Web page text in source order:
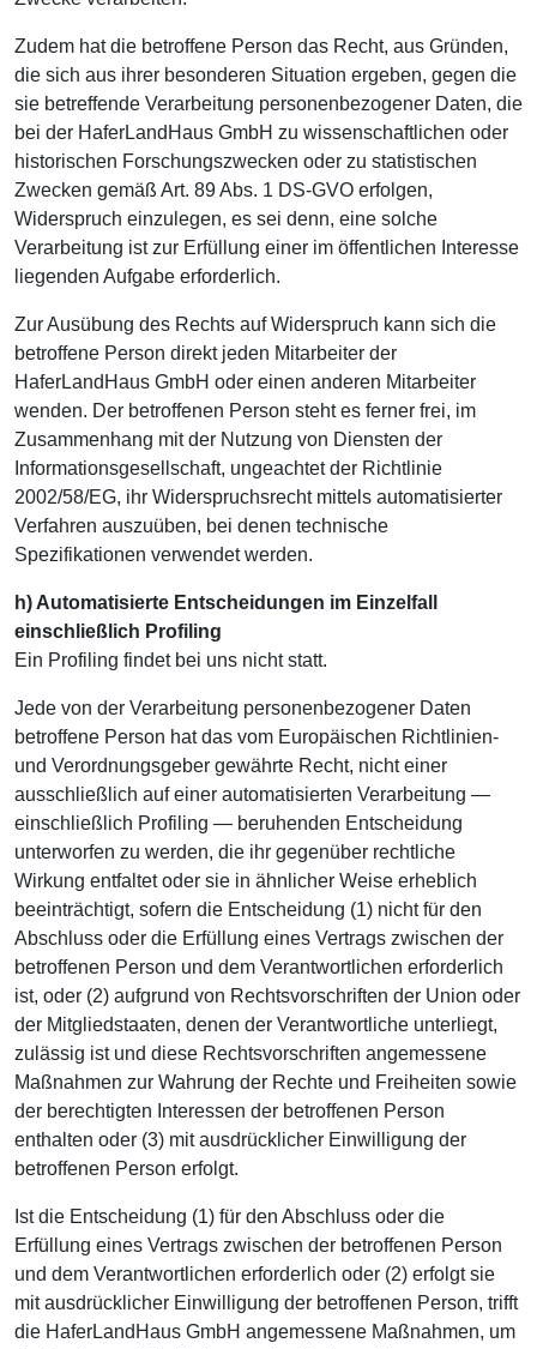
Zudem hat die betroffene Person das Recht, aus Gründen,
die sich aus ihrer besonderen Situation ergeben, gegen die
sie betreffende Verarbeitung personenbezogener Daten, die
bei der HaferLandHaus GmbH zu wissenschaftlichen oder
historischen Forschungszwecken oder zu statistischen
Zwecken gemäß Art. 89 Abs. 1 DS-GVO erfolgen,
Widerspruch einzulegen, es sei denn, eine solche
Verarbeitung ist zur Erfüllung einer im öffentlichen Interesse
liegenden Aufgabe erforderlich.
Zur Ausübung des Rechts auf Widerspruch kann sich die
betroffene Person direkt jeden Mitarbeiter der
HaferLandHaus GmbH oder einen anderen Mitarbeiter
wenden. Der betroffenen Person steht es ferner frei, im
Zusammenhang mit der Nutzung von Diensten der
Informationsgesellschaft, ungeachtet der Richtlinie
2002/58/EG, ihr Widerspruchsrecht mittels automatisierter
Verfahren auszuüben, bei denen technische
Spezifikationen verwendet werden.
h) Automatisierte Entscheidungen im Einzelfall
einschließlich Profiling
Ein Profiling findet bei uns nicht statt.
Jede von der Verarbeitung personenbezogener Daten
betroffene Person hat das vom Europäischen Richtlinien-
und Verordnungsgeber gewährte Recht, nicht einer
ausschließlich auf einer automatisierten Verarbeitung —
einschließlich Profiling — beruhenden Entscheidung
unterworfen zu werden, die ihr gegenüber rechtliche
Wirkung entfaltet oder sie in ähnlicher Weise erheblich
beeinträchtigt, sofern die Entscheidung (1) nicht für den
Abschluss oder die Erfüllung eines Vertrags zwischen der
betroffenen Person und dem Verantwortlichen erforderlich
ist, oder (2) aufgrund von Rechtsvorschriften der Union oder
der Mitgliedstaaten, denen der Verantwortliche unterliegt,
zulässig ist und diese Rechtsvorschriften angemessene
Maßnahmen zur Wahrung der Rechte und Freiheiten sowie
der berechtigten Interessen der betroffenen Person
enthalten oder (3) mit ausdrücklicher Einwilligung der
betroffenen Person erfolgt.
Ist die Entscheidung (1) für den Abschluss oder die
Erfüllung eines Vertrags zwischen der betroffenen Person
und dem Verantwortlichen erforderlich oder (2) erfolgt sie
mit ausdrücklicher Einwilligung der betroffenen Person, trifft
die HaferLandHaus GmbH angemessene Maßnahmen, um